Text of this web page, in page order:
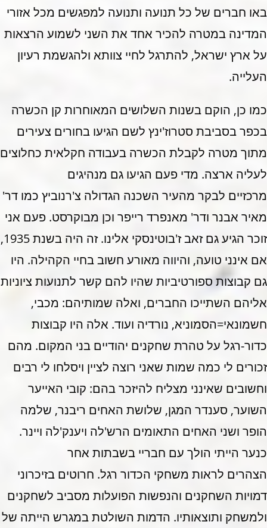
באו חברים של כל תנועה ותנועה למפגשים מכל אזורי
המדינה במטרה להכיר אחד את השני לשמוע הרצאות
על ארץ ישראל, להתרגל לחיי צוותא ולהגשמת רעיון
העלייה.
כמו כן, הוקם בשנות השלושים המאוחרות קן הכשרה
בכפר בסביבת סטרוז'ינץ לשם הגיעו בחורים צעירים
מתוך מטרה לקבלת הכשרה בעבודה חקלאית כחלוצים
לעליה ארצה. מדי פעם הגיעו גם מנהיגים
מרכזיים לבקר מהעיר השכנה הגדולה צ'רנוביץ כמו דר'
מאיר אבנר ודר' מאנפרד רייפר וכן מבוקרסט. פעם אני
זוכר הגיע גם זאב ז'בוטינסקי אלינו. זה היה בשנת 1935,
אם אינני טועה, והיווה מאורע חשוב בחיי הקהילה. היו
גם קבוצות ספורטיביות שהיו להם קשר לתנועות ציוניות
אליהם השתייכו החברים, ואלה שמותיהם: מכבי,
חשמונאי=הסמוניא, נורדיה ועוד. אלה היו קבוצות
כדור-רגל על טהרת שחקנים יהודיים בני המקום. מהם
זכורים לי כמה שמות שאני רוצה לציין ויסלחו לי רבים
וחשובים שאינני מצליח להיזכר בהם: קובי האייער
השוער, סענדר המגן, שלושת האחים ריבנר, שלמה
הופר ושני האחים התאומים הרש'לה ויענק'לה ויינר.
כנער הייתי הולך עם חבריי בשבתות אחר
הצהרים לראות משחקי הכדור רגל. חרוטים בזיכרוני
דמויות השחקנים והנפשות הפועלות מסביב לשחקנים
ולמשחק ותוצאותיו. הדמות השולטת במגרש הייתה של